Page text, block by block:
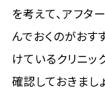
を考えて、アフタ
んでおくのがお
けているクリニ
確認しておきましょ